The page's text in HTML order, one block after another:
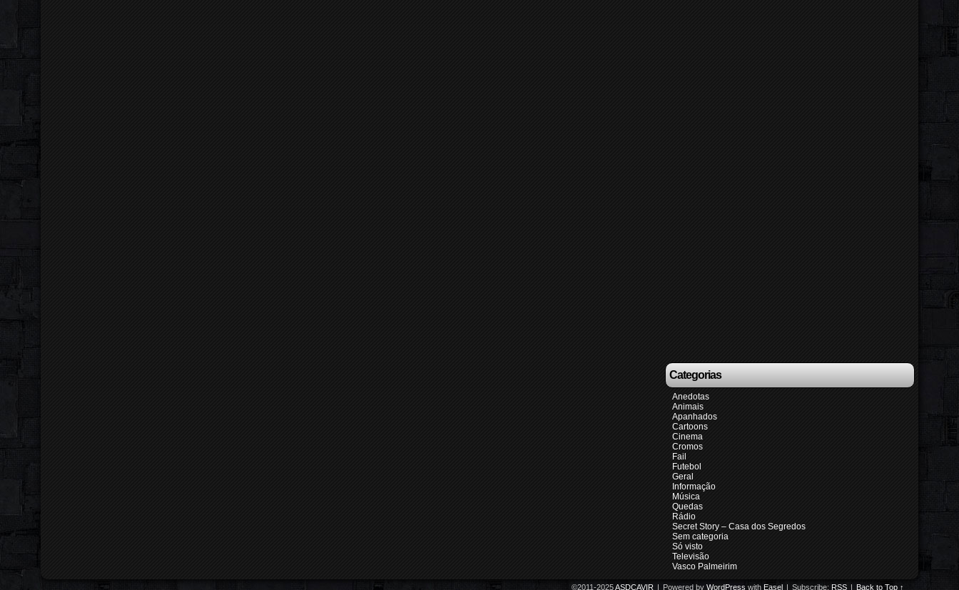
Categorias
Anedotas
Animais
Apanhados
Cartoons
Cinema
Cromos
Fail
Futebol
Geral
Informação
Música
Quedas
Rádio
Secret Story – Casa dos Segredos
Sem categoria
Só visto
Televisão
Vasco Palmeirim
©2011-2025ASDCAVIR | Powered by WordPress with Easel | Subscribe: RSS | Back to Top ↑